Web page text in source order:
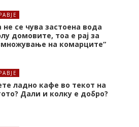
не се чува застоена вода
домовите, тоа е рај за
на комарците“
ладно кафе во текот на
Дали и колку е добро?